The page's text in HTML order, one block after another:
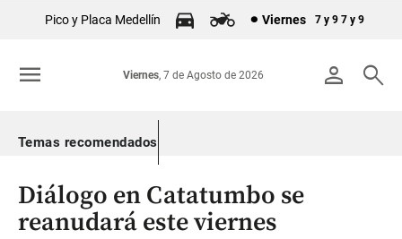
Colombia
Pico y Placa Medellín Viernes 7 y 9 7 y 9
person search
Viernes, 7 de Agosto de 2026
menu
Temas recomendados
Diálogo en Catatumbo se
reanudará este viernes